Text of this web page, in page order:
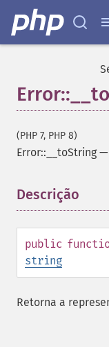
(PHP 7, PHP 8)
Error::__toString —
Descrição
public
string
Retorna a